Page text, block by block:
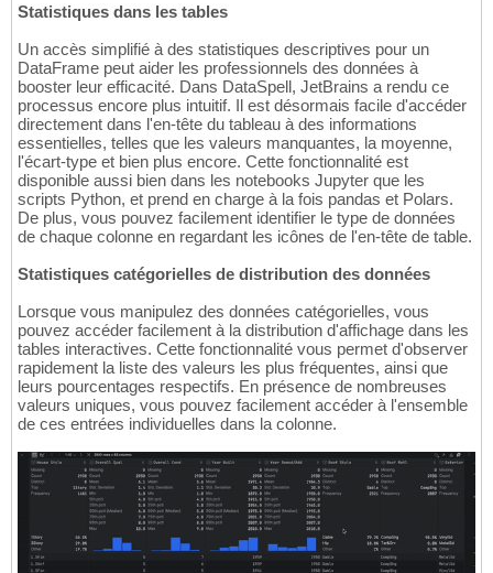
Statistiques dans les tables
Un accès simplifié à des statistiques descriptives pour un
DataFrame peut aider les professionnels des données à
booster leur efficacité. Dans DataSpell, JetBrains a rendu ce
processus encore plus intuitif. Il est désormais facile d'accéder
directement dans l'en-tête du tableau à des informations
essentielles, telles que les valeurs manquantes, la moyenne,
l'écart-type et bien plus encore. Cette fonctionnalité est
disponible aussi bien dans les notebooks Jupyter que les
scripts Python, et prend en charge à la fois pandas et Polars.
De plus, vous pouvez facilement identifier le type de données
de chaque colonne en regardant les icônes de l'en-tête de table.
Statistiques catégorielles de distribution des données
Lorsque vous manipulez des données catégorielles, vous
pouvez accéder facilement à la distribution d'affichage dans les
tables interactives. Cette fonctionnalité vous permet d'observer
rapidement la liste des valeurs les plus fréquentes, ainsi que
leurs pourcentages respectifs. En présence de nombreuses
valeurs uniques, vous pouvez facilement accéder à l'ensemble
de ces entrées individuelles dans la colonne.